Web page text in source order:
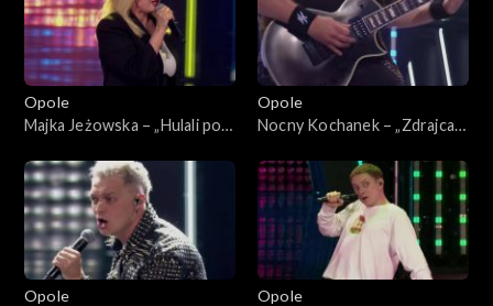
Opole
Majka Jeżowska – „Hulali po
„SuperJedynki”
Opole
Nocny Kochanek – „Zdrajca
„SuperJedynki”
Opole
Opole